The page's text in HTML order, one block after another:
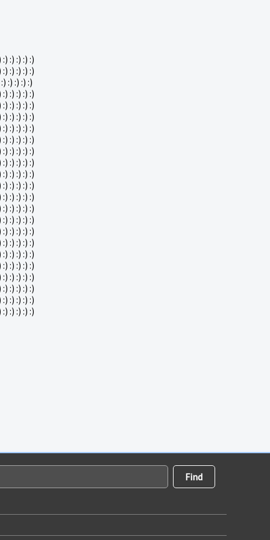
:) :) :) :) :)
:) :) :) :) :)
:) :) :) :)
:) :) :) :) :)
:) :) :) :) :)
:) :) :) :) :)
:) :) :) :) :)
:) :) :) :) :)
:) :) :) :) :)
:) :) :) :) :)
:) :) :) :) :)
:) :) :) :) :)
:) :) :) :) :)
:) :) :) :) :)
:) :) :) :) :)
:) :) :) :) :)
:) :) :) :) :)
:) :) :) :) :)
:) :) :) :) :)
:) :) :) :) :)
:) :) :) :) :)
:) :) :) :) :)
:) :) :) :) :)